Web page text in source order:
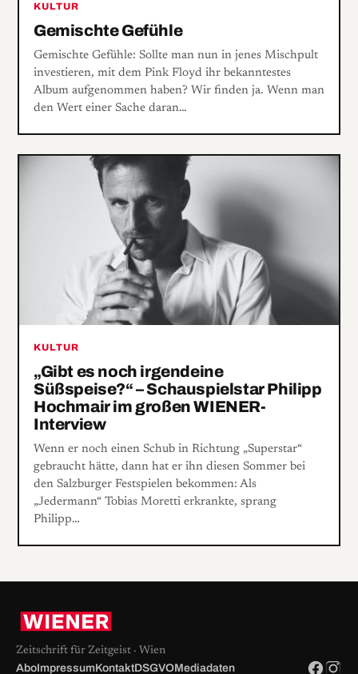
KULTUR
Gemischte Gefühle
Gemischte Gefühle: Sollte man nun in jenes Mischpult
investieren, mit dem Pink Floyd ihr bekanntestes
Album aufgenommen haben? Wir finden ja. Wenn man
den Wert einer Sache daran…
KULTUR
„Gibt es noch irgendeine
Süßspeise?“ – Schauspielstar Philipp
Hochmair im großen WIENER-
Interview
Wenn er noch einen Schub in Richtung „Superstar“
gebraucht hätte, dann hat er ihn ­diesen Sommer bei
den Salzburger Festspielen bekommen: Als
„Jedermann“ Tobias Moretti erkrankte, sprang
Philipp…
Zeitschrift für Zeitgeist · Wien
AboImpressumKontaktDSGVOMediadaten